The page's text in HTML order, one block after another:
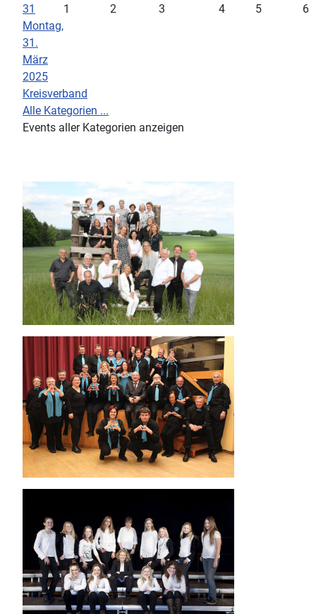
31
Montag,
31.
März
2025
1 2 3 4 5 6
Kreisverband
Alle Kategorien ...
Events aller Kategorien anzeigen